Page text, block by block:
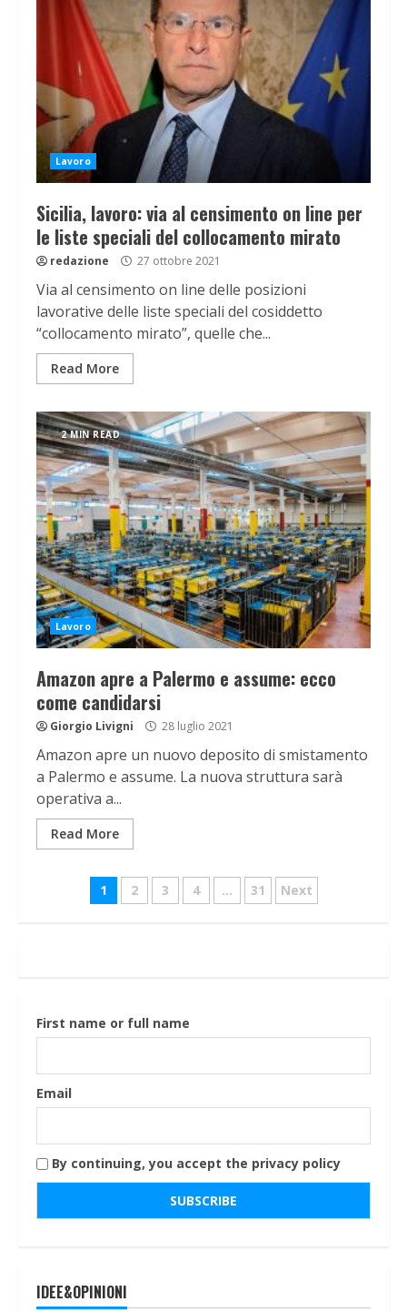
Lavoro
Sicilia, lavoro: via al censimento on line per
le liste speciali del collocamento mirato
redazione 27 ottobre 2021
Via al censimento on line delle posizioni
lavorative delle liste speciali del cosiddetto
“collocamento mirato”, quelle che...
Read More
2 MIN READ
Lavoro
Amazon apre a Palermo e assume: ecco
come candidarsi
Giorgio Livigni 28 luglio 2021
Amazon apre un nuovo deposito di smistamento
a Palermo e assume. La nuova struttura sarà
operativa a...
Read More
Navigazione
1 2 3 4 … 31 Next
First name or full name
Email
By continuing, you accept the privacy policy
IDEE&OPINIONI